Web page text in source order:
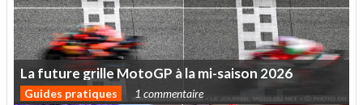
Lafuturegrille MotoGP àlami-saison 2026
Guides pratiques 1 commentaire